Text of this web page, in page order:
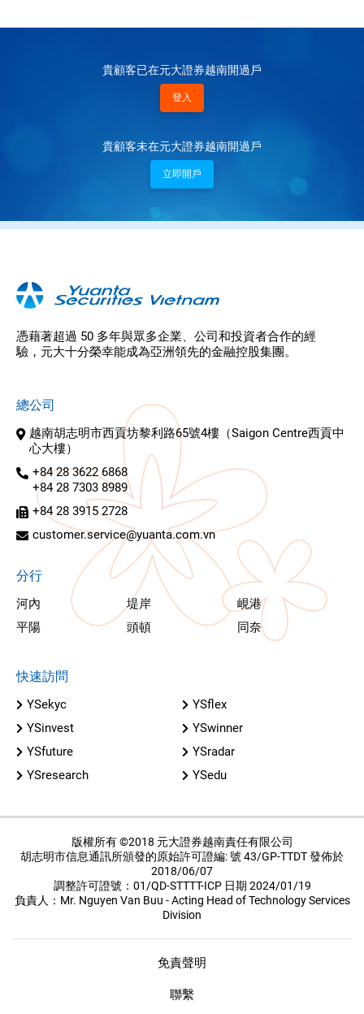
貴顧客已在元大證券越南開過戶
登入
貴顧客未在元大證券越南開過戶
立即開戶
憑藉著超過 50 多年與眾多企業、公司和投資者合作的經
驗，元大十分榮幸能成為亞洲領先的金融控股集團。
總公司
越南胡志明市西貢坊黎利路65號4樓（Saigon Centre西貢中
心大樓）
+84 28 3622 6868
+84 28 7303 8989
+84 28 3915 2728
customer.service@yuanta.com.vn
分行
河內 堤岸
峴港
平陽
頭頓 同奈
快速訪問
YSekyc
YSflex
YSinvest
YSwinner
YSfuture
YSradar
YSresearch
YSedu
版權所有 ©2018 元大證券越南責任有限公司
胡志明市信息通訊所頒發的原始許可證編: 號 43/GP-TTDT 發佈於
2018/06/07
調整許可證號：01/QD-STTTT-ICP 日期 2024/01/19
負責人：Mr. Nguyen Van Buu - Acting Head of Technology Services
Division
免責聲明
聯繫